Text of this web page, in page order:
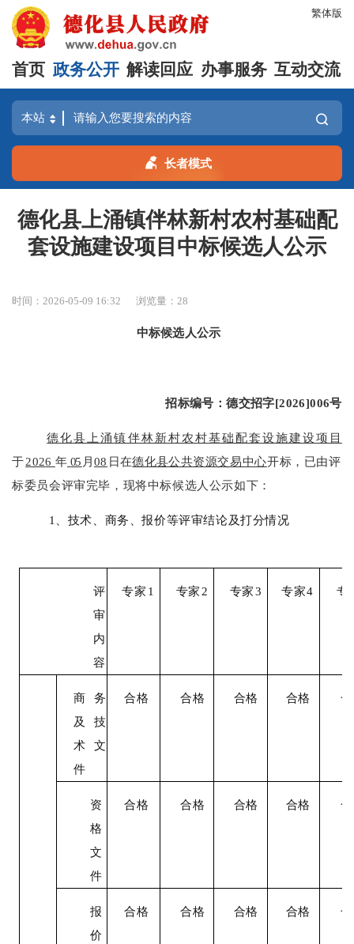
繁体版
首页 政务公开 解读回应 办事服务 互动交流
长者模式
德化县上涌镇伴林新村农村基础配
套设施建设项目中标候选人公示
时间：2026-05-09 16:32 浏览量：28
中标候选人公示
招标编号：德交招字[2026]006号
德化县上涌镇伴林新村农村基础配套设施建设项目
于2026 年 05 月08 日在德化县公共资源交易中心开标，已由评
标委员会评审完毕，现将中标候选人公示如下：
1、技术、商务、报价等评审结论及打分情况
评
审
内
容
专家 1 专家 2 专家3 专家4 专
商务
及技
术文
件
合格 合格 合格 合格
资
格
文
件
合格 合格 合格 合格
报
价
合格 合格 合格 合格